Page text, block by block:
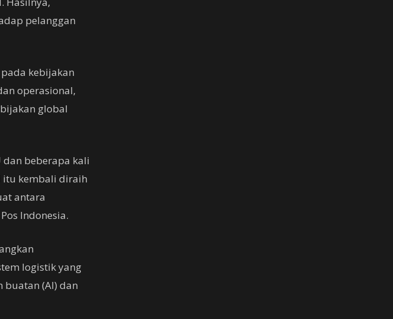
pelanggan
kebijakan
operasional,
global
beberapa kali
itu kembali diraih
antara
Indonesia.
logistik yang
(AI) dan